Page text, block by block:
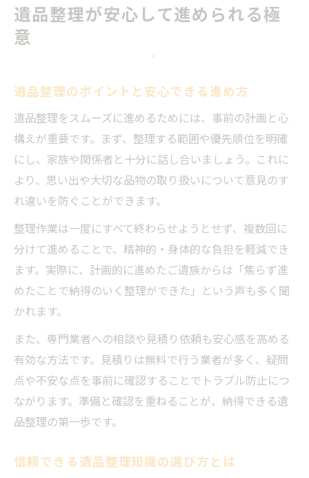
遺品整理が安心して進められる極
意
遺品整理のポイントと安心できる進め方
遺品整理をスムーズに進めるためには、事前の計画と心
構えが重要です。まず、整理する範囲や優先順位を明確
にし、家族や関係者と十分に話し合いましょう。これに
より、思い出や大切な品物の取り扱いについて意見のす
れ違いを防ぐことができます。
整理作業は一度にすべて終わらせようとせず、複数回に
分けて進めることで、精神的・身体的な負担を軽減でき
ます。実際に、計画的に進めたご遺族からは「焦らず進
めたことで納得のいく整理ができた」という声も多く聞
かれます。
また、専門業者への相談や見積り依頼も安心感を高める
有効な方法です。見積りは無料で行う業者が多く、疑問
点や不安な点を事前に確認することでトラブル防止につ
ながります。準備と確認を重ねることが、納得できる遺
品整理の第一歩です。
信頼できる遺品整理知識の選び方とは